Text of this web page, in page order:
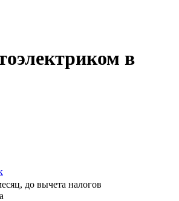
в
до вычета налогов